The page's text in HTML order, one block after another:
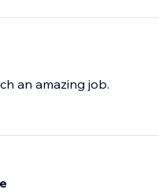
an amazing job.